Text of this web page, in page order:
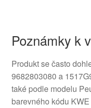
Poznámky k
Produkt se často
9682803080 a
také podle modelu
barevného kódu